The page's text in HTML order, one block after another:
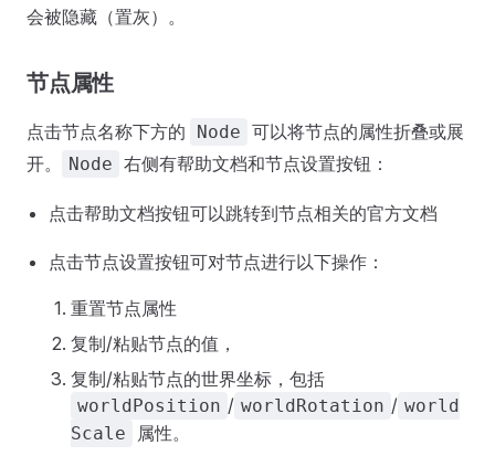
会被隐藏（置灰）。
节点属性
点击节点名称下方的 Node 可以将节点的属性折叠或展
开。
Node 右侧有帮助文档和节点设置按钮：
点击帮助文档按钮可以跳转到节点相关的官方文档
点击节点设置按钮可对节点进行以下操作：
重置节点属性
复制/粘贴节点的值，
复制/粘贴节点的世界坐标，包括
worldPosition / worldRotation / world
Scale
属性。